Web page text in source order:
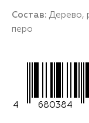
Состав: Дерево,
перо
4 680384